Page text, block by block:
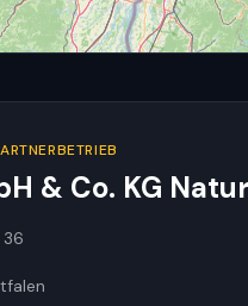
& Co. KG